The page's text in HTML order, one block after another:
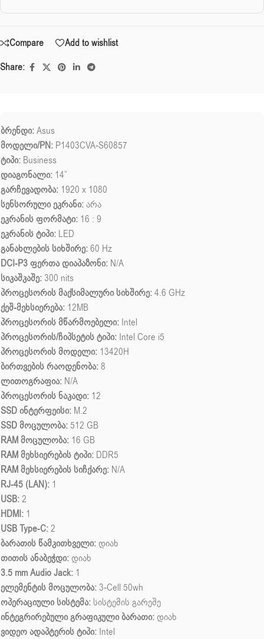
Compare
Add to wishlist
Share:
ბრენდი:Asus
მოდელი/PN: P1403CVA-S60857
ტიპი: Business
დიაგონალი: 14”
გარჩევადობა: 1920 x 1080
სენსორული ეკრანი:არა
ეკრანის ფორმატი: 16 : 9
ეკრანის ტიპი: LED
განახლების სიხშირე:60 Hz
DCI-P3 ფერთა დიაპაზონი: N/A
სიკაშკაშე: 300 nits
პროცესორის მაქსიმალური სიხშირე:4.6 GHz
ქეშ-მეხსიერება: 12MB
პროცესორის მწარმოებელი: Intel
პროცესორის/ჩიპსეტის ტიპი: Intel Core i5
პროცესორის მოდელი: 13420H
ბირთვების რაოდენობა:8
ლითოგრაფია: N/A
პროცესორის ნაკადი: 12
SSD ინტერფეისი: M.2
SSD მოცულობა: 512 GB
RAM მოცულობა: 16 GB
RAM მეხსიერების ტიპი: DDR5
RAM მეხსიერების სიჩქარე: N/A
RJ-45 (LAN): 1
USB:2
HDMI: 1
USB Type-C:2
ბარათის წამკითხველი: დიახ
თითის ანაბეჭდი: დიახ
3.5 mm Audio Jack: 1
ელემენტის მოცულობა: 3-Cell 50wh
ოპერაციული სისტემა: სისტემის გარეშე
ინტეგრირებული გრაფიკული ბარათი: დიახ
ვიდეო ადაპტერის ტიპი: Intel